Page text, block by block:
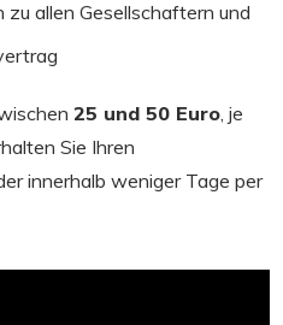
zu allen Gesellschaftern und
25 und 50 Euro, je
Sie Ihren
innerhalb weniger Tage per